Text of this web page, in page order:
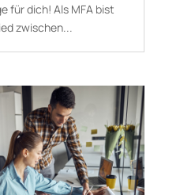
für dich! Als MFA bist
zwischen...